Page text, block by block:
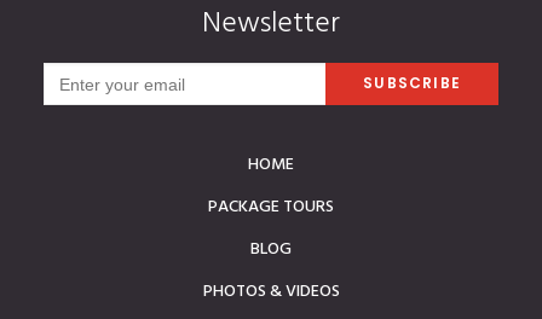
Newsletter
HOME
PACKAGE TOURS
BLOG
PHOTOS & VIDEOS